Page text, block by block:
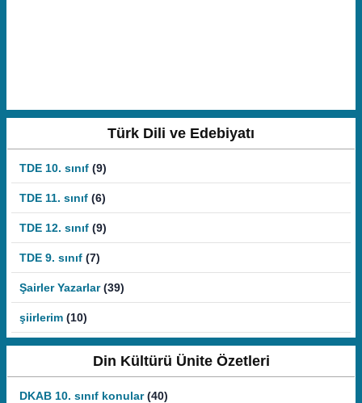
Türk Dili ve Edebiyatı
TDE 10. sınıf (9)
TDE 11. sınıf (6)
TDE 12. sınıf (9)
TDE 9. sınıf (7)
Şairler Yazarlar (39)
şiirlerim (10)
Din Kültürü Ünite Özetleri
DKAB 10. sınıf konular (40)